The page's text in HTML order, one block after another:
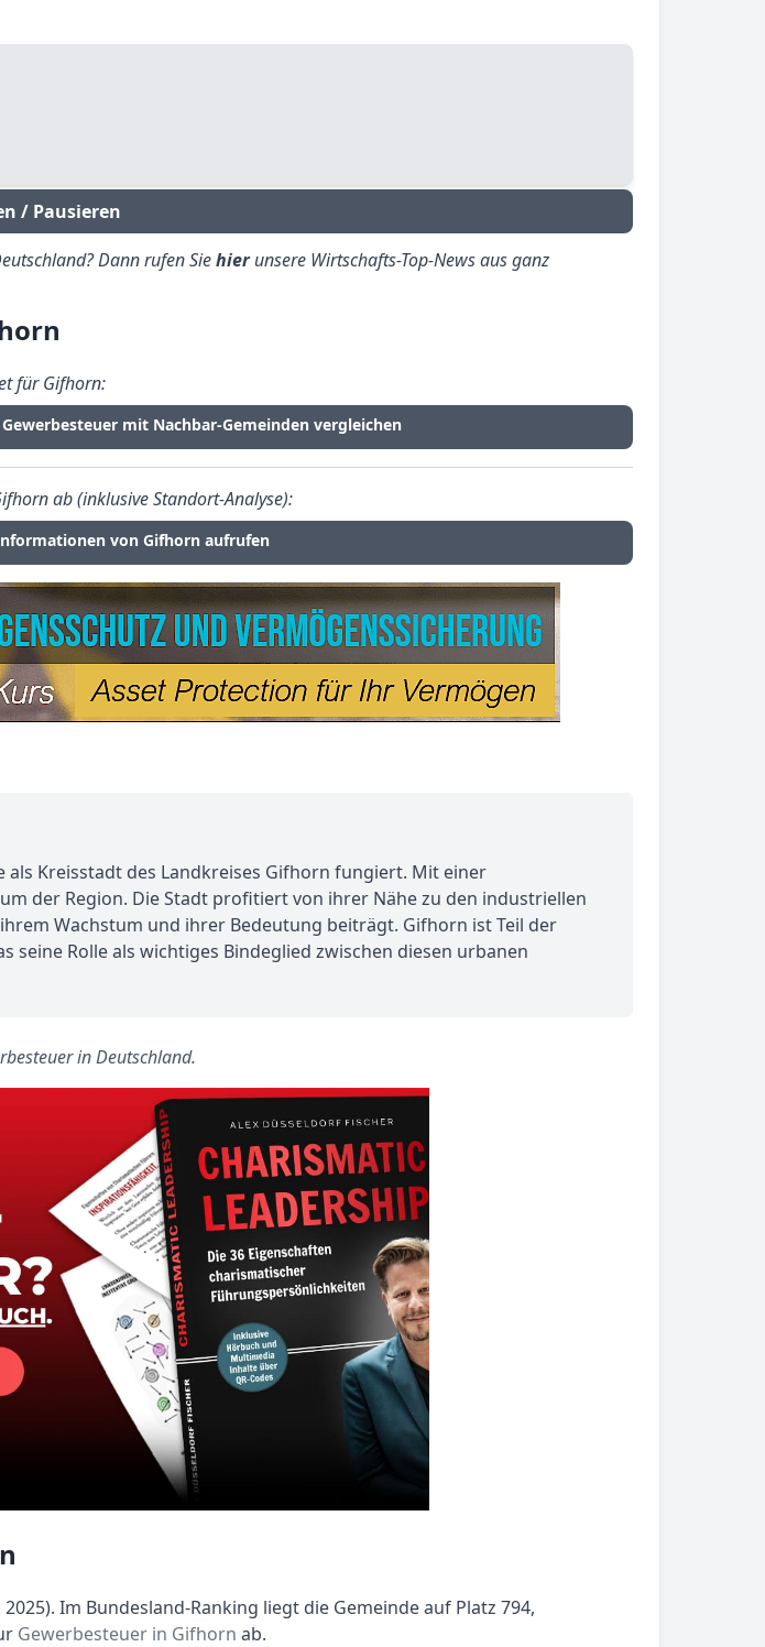
/ Pausieren
Dann rufen Siehierunsere Wirtschafts-Top-News aus ganz
für Gifhorn:
mit Nachbar-Gemeinden vergleichen
ab (inklusive Standort-Analyse):
von Gifhorn aufrufen
Kreisstadt des Landkreises Gifhorn fungiert. Mit einer
der Region. Die Stadt profitiert von ihrer Nähe zu den industriellen
Wachstum und ihrer Bedeutung beiträgt. Gifhorn ist Teil der
Rolle als wichtiges Bindeglied zwischen diesen urbanen
in Deutschland.
Im Bundesland-Ranking liegt die Gemeinde auf Platz 794,
Gewerbesteuer in Gifhorn ab.